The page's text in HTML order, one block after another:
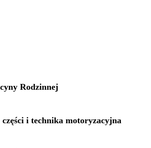
Rodzinnej
i technika motoryzacyjna